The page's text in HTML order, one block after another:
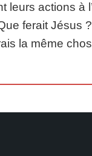
leurs actions à
ferait Jésus
la même